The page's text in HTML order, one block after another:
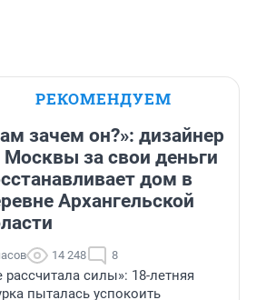
РЕКОМЕНДУЕМ
зачем он?»: дизайнер
Москвы за свои деньги
дом в
Архангельской
14 248 8
рассчитала силы»: 18-летняя
пыталась успокоить